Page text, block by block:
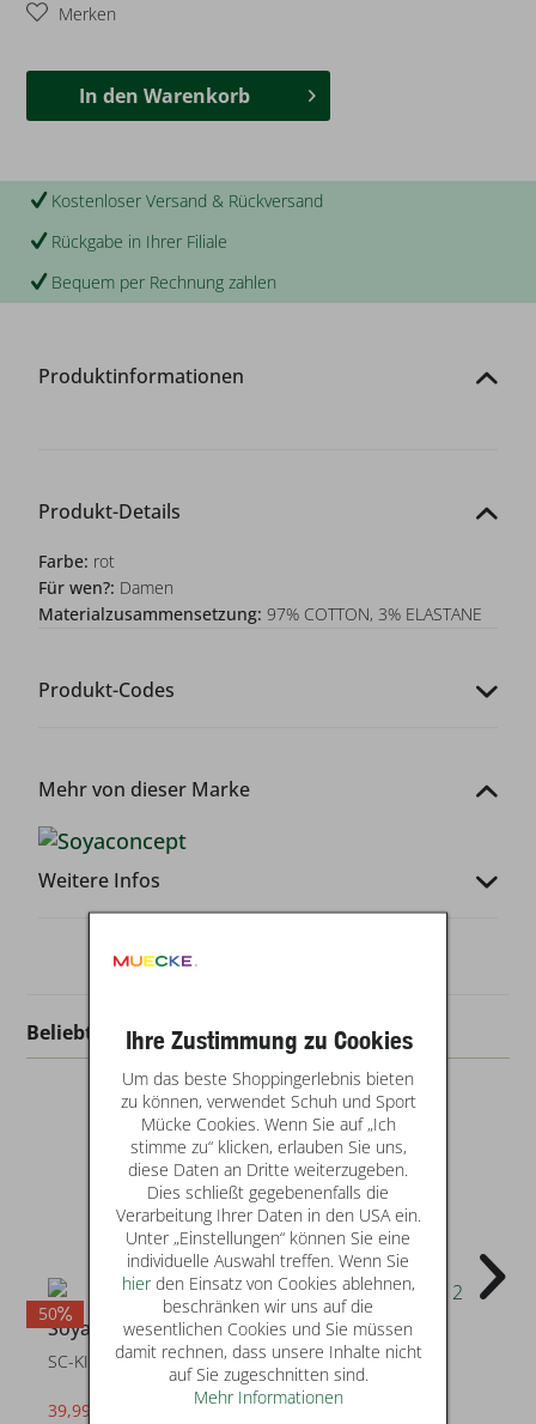
Merken
In den Warenkorb
Kostenloser Versand & Rückversand
Rückgabe in Ihrer Filiale
Bequem per Rechnung zahlen
Produktinformationen
Produkt-Details
Farbe: rot
Für wen?: Damen
Materialzusammensetzung: 97% COTTON, 3% ELASTANE
Produkt-Codes
Mehr von dieser Marke
Weitere Infos
Beliebt in dieser Kategorie
50
Soyaconcept
SC-KIMBERLY 3
39,99 €
25
Soyaconcept
SC-DOLORES 2
59,99 €
Ihre Zustimmung zu Cookies
Um das beste Shoppingerlebnis bieten
zu können, verwendet Schuh und Sport
Mücke Cookies. Wenn Sie auf „Ich
stimme zu“ klicken, erlauben Sie uns,
diese Daten an Dritte weiterzugeben.
Dies schließt gegebenenfalls die
Verarbeitung Ihrer Daten in den USA ein.
Unter „Einstellungen“ können Sie eine
individuelle Auswahl treffen. Wenn Sie
hierden Einsatz von Cookies ablehnen,
beschränken wir uns auf die
wesentlichen Cookies und Sie müssen
damit rechnen, dass unsere Inhalte nicht
auf Sie zugeschnitten sind.
Mehr Informationen